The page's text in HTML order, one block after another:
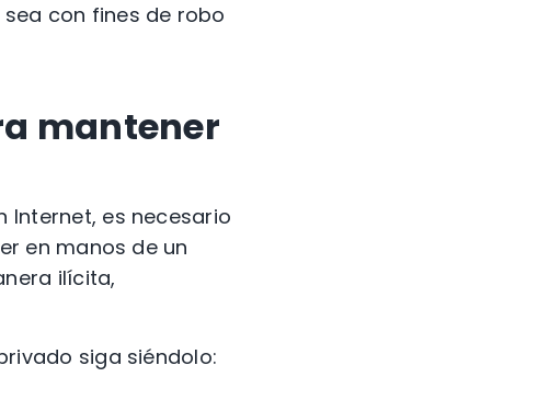
con fines de robo
mantener
es necesario
en manos de un
ilícita,
siga siéndolo: